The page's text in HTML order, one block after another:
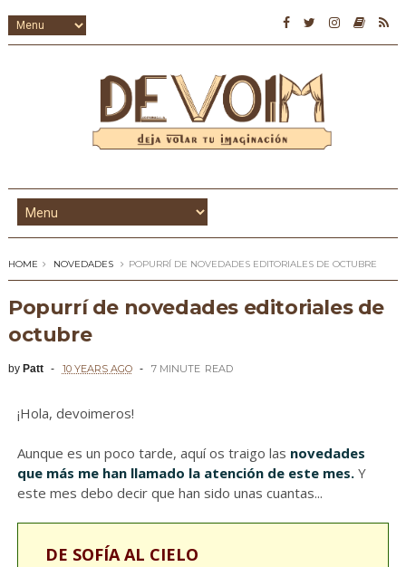
HOME NOVEDADES POPURRÍ DE NOVEDADES EDITORIALES DE OCTUBRE
Popurrí de novedades editoriales de
octubre
by Patt 10 YEARS AGO 7 MINUTE READ
¡Hola, devoimeros!
Aunque es un poco tarde, aquí os traigo las novedades
que más me han llamado la atención de este mes. Y
este mes debo decir que han sido unas cuantas...
DE SOFÍA AL CIELO